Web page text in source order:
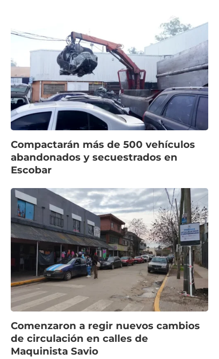
Compactarán más de 500 vehículos
abandonados y secuestrados en
Escobar
Comenzaron a regir nuevos cambios
de circulación en calles de
Maquinista Savio